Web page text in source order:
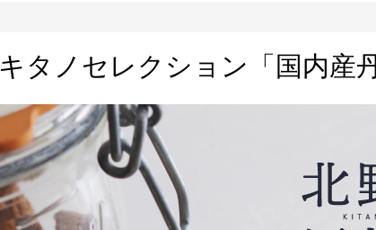
キタノセレクション「国内産